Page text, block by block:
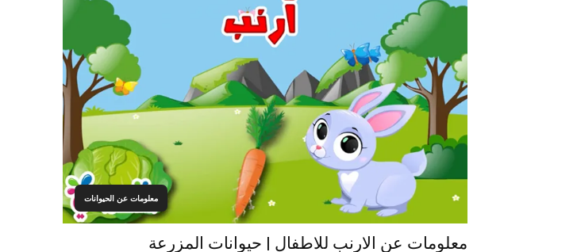
معلومات عن الحيوانات
معلومات عن الارنب للاطفال | حيوانات المزرعة